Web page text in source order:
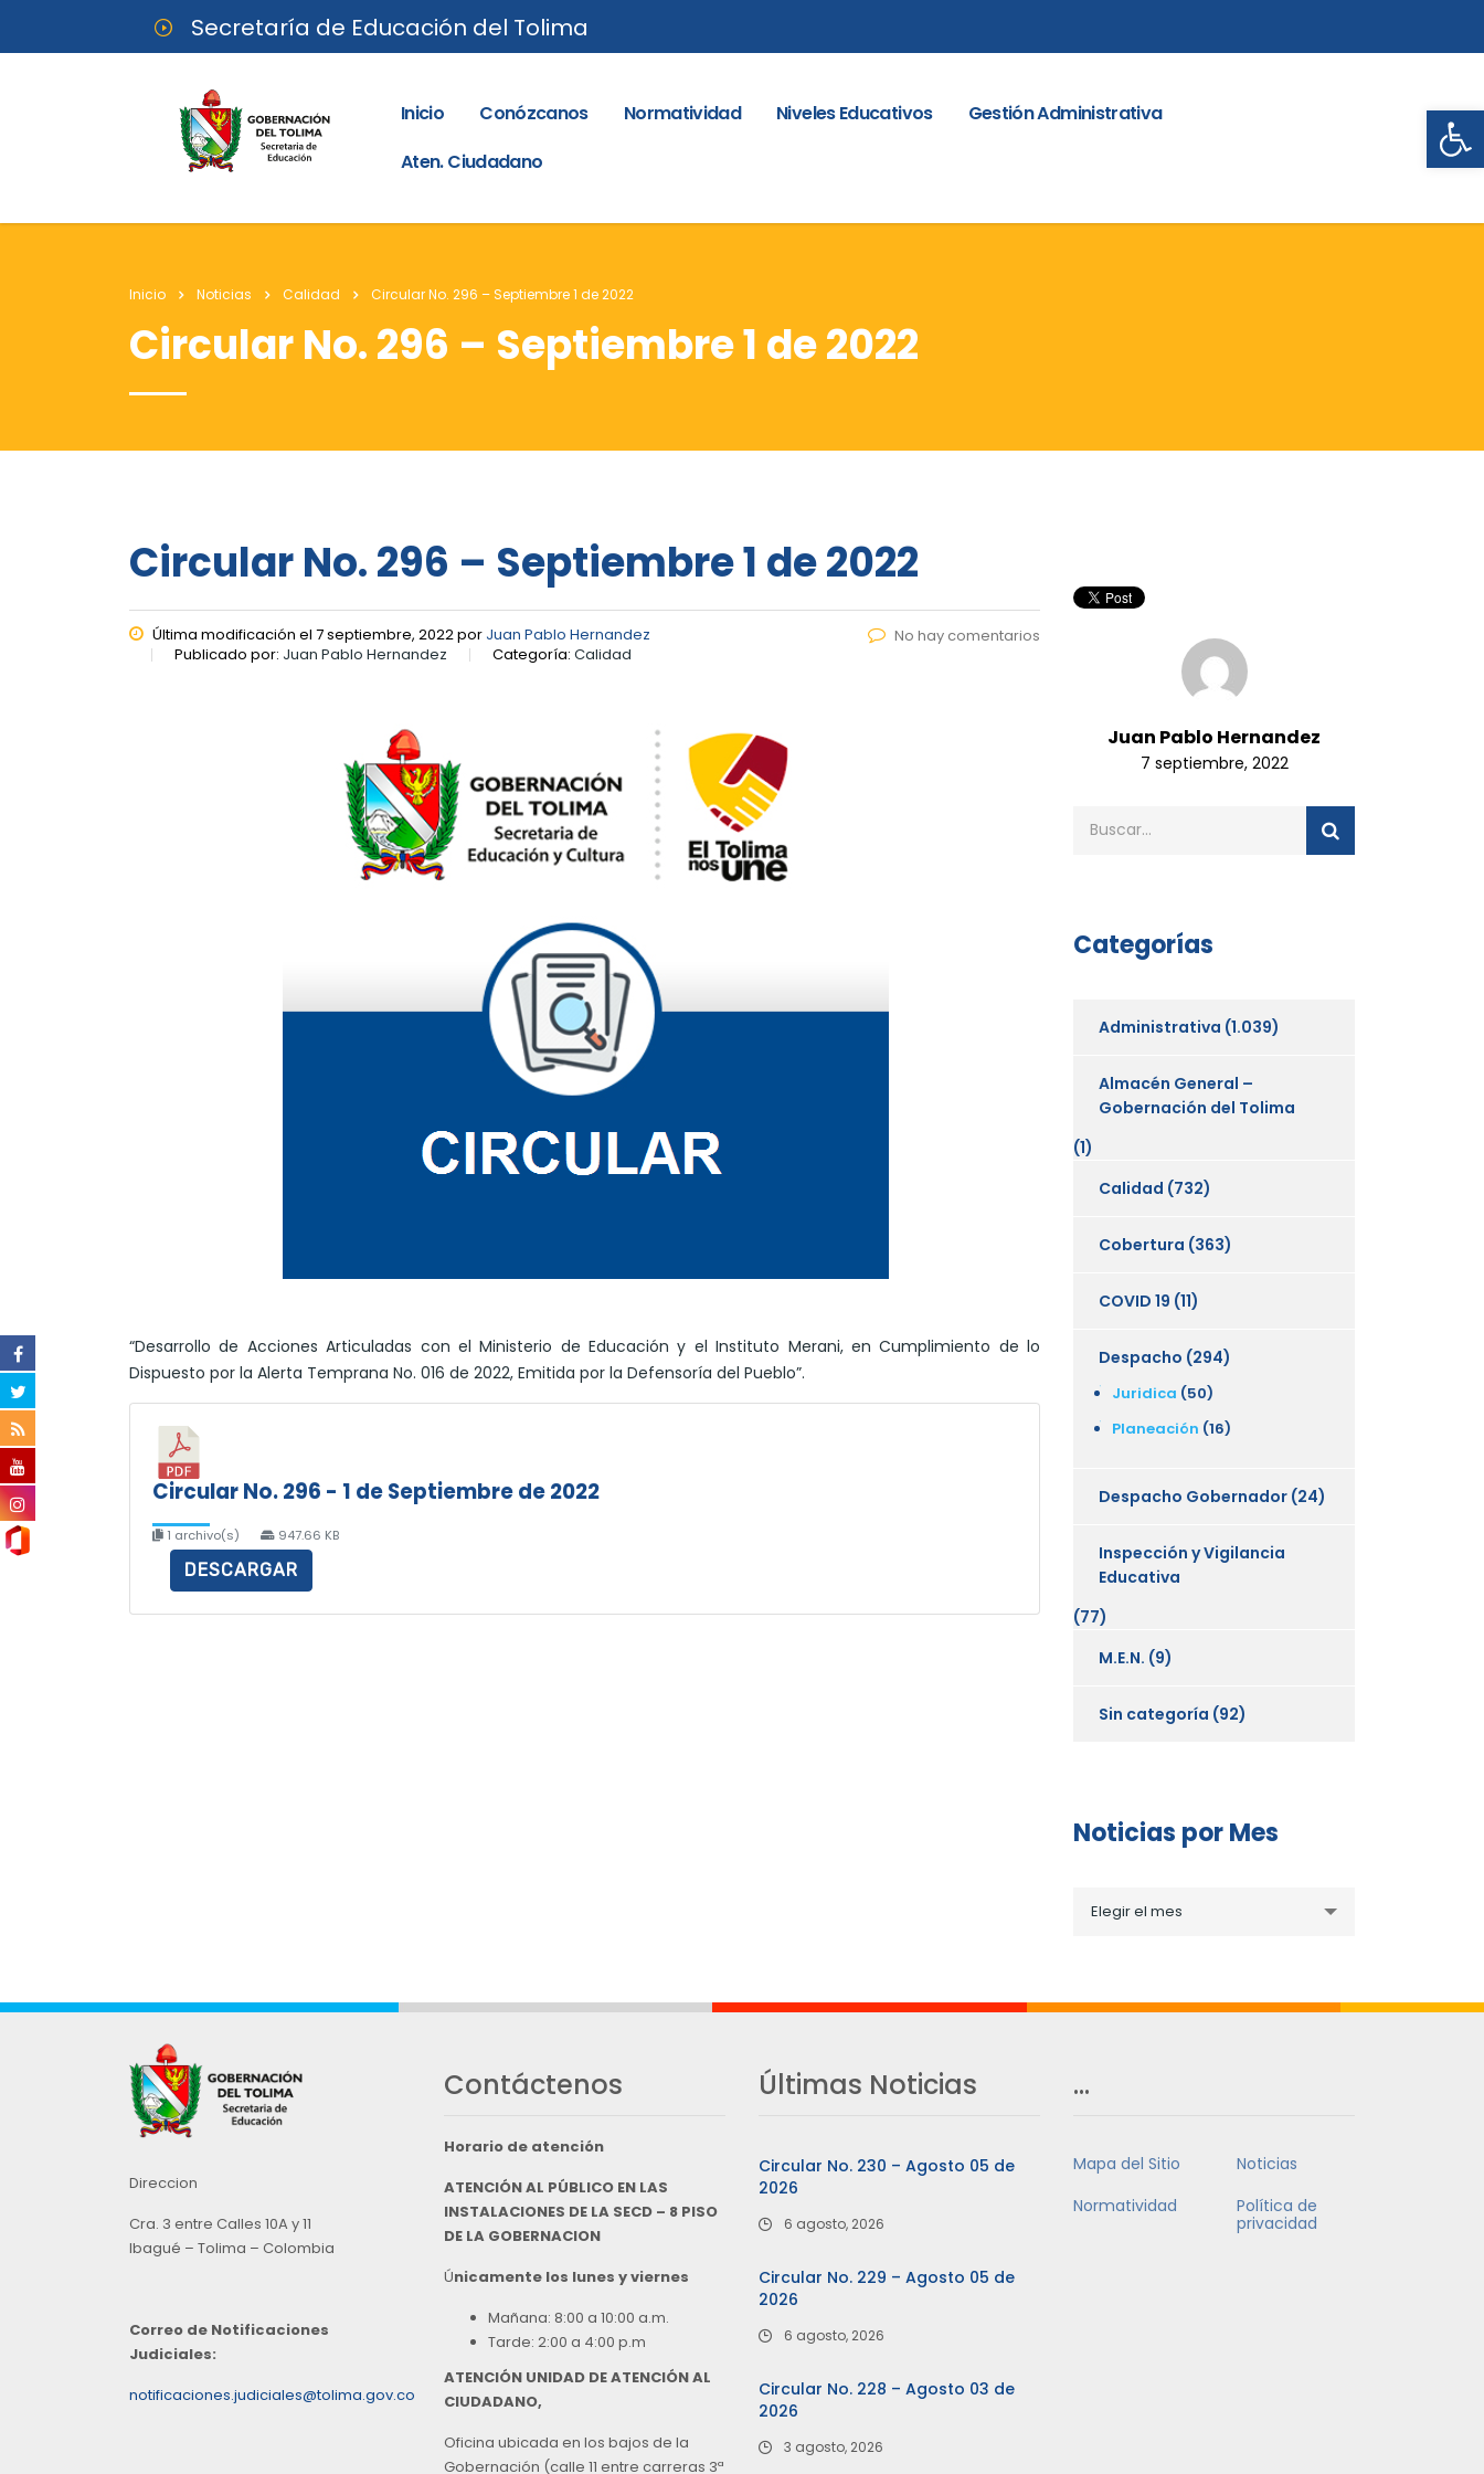
Secretaría de Educación del Tolima
Inicio Conózcanos Normatividad Niveles Educativos
Gestión Administrativa
Aten. Ciudadano
Inicio Noticias Calidad Circular No. 296 – Septiembre 1 de 2022
Circular No. 296 – Septiembre 1 de 2022
Circular No. 296 – Septiembre 1 de 2022
Última modificación el 7 septiembre, 2022 por Juan Pablo Hernandez
Publicado por: Juan Pablo Hernandez Categoría: Calidad
No hay comentarios
“Desarrollo de Acciones Articuladas con el Ministerio de Educación y el Instituto Merani, en Cumplimiento de lo
Dispuesto por la Alerta Temprana No. 016 de 2022, Emitida por la Defensoría del Pueblo”.
Circular No. 296 - 1 de Septiembre de 2022
1 archivo(s) 947.66 KB
DESCARGAR
Juan Pablo Hernandez
7 septiembre, 2022
Categorías
Administrativa (1.039)
Almacén General –
Gobernación del Tolima
(1)
Calidad (732)
Cobertura (363)
COVID 19 (11)
Despacho (294)
Juridica (50)
Planeación (16)
Despacho Gobernador (24)
Inspección y Vigilancia
Educativa
(77)
M.E.N. (9)
Sin categoría (92)
Noticias por Mes
porElegir el mes
Direccion
Cra. 3 entre Calles 10A y 11
Ibagué – Tolima – Colombia
Correo de Notificaciones
Judiciales:
notificaciones.judiciales@tolima.gov.co
Contáctenos
Horario de atención
ATENCIÓN AL PÚBLICO EN LAS
INSTALACIONES DE LA SECD – 8 PISO
DE LA GOBERNACION
Únicamente los lunes y viernes
Mañana: 8:00 a 10:00 a.m.
Tarde: 2:00 a 4:00 p.m
ATENCIÓN UNIDAD DE ATENCIÓN AL
CIUDADANO,
Oficina ubicada en los bajos de la
Gobernación (calle 11 entre carreras 3ª
Últimas Noticias
Circular No. 230 – Agosto 05 de
2026
6 agosto, 2026
Circular No. 229 – Agosto 05 de
2026
6 agosto, 2026
Circular No. 228 – Agosto 03 de
2026
3 agosto, 2026
…
Mapa del Sitio
Noticias
Normatividad
Política de
privacidad